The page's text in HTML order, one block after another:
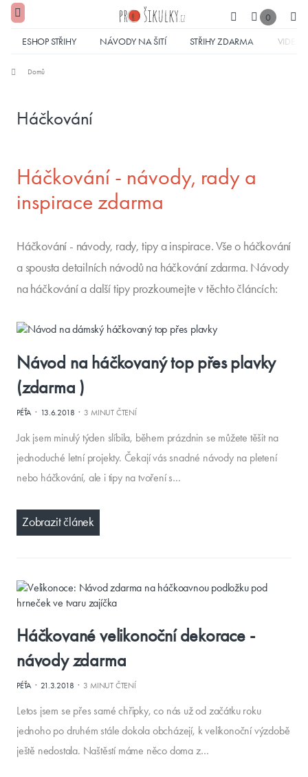
0
ESHOP STŘIHY NÁVODY NA ŠITÍ STŘIHY ZDARMA VIDEA
Domů
Háčkování
Háčkování - návody, rady a
inspirace zdarma
Háčkování - návody, rady, tipy a inspirace. Vše o háčkování
a spousta detailních návodů na háčkování zdarma. Návody
na háčkování a další tipy prozkoumejte v těchto článcích:
Návod na háčkovaný top přes plavky
(zdarma )
PÉŤA· 13.6.2018 · 3 MINUT ČTENÍ
Jak jsem minulý týden slíbila, během prázdnin se můžete těšit na
jednoduché letní projekty. Čekají vás snadné návody na pletení
nebo háčkování, ale i tipy na tvoření s…
Zobrazit článek
Háčkované velikonoční dekorace -
návody zdarma
PÉŤA· 21.3.2018 · 3 MINUT ČTENÍ
Letos jsem se přes samé chřipky, co nás už od začátku roku
jednoho po druhém stále dokola obcházejí, k velikonoční výzdobě
ještě nedostala. Naštěstí máme něco doma z…